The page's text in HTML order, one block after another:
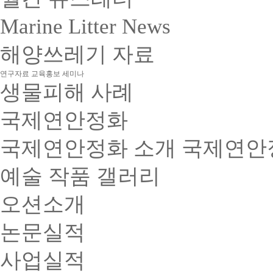
Marine Litter News
해양쓰레기 자료
연구자료 교육홍보 세미나
생물피해 사례
국제연안정화
국제연안정화 소개 국제연
예술 작품 갤러리
오션소개
논문실적
사업실적